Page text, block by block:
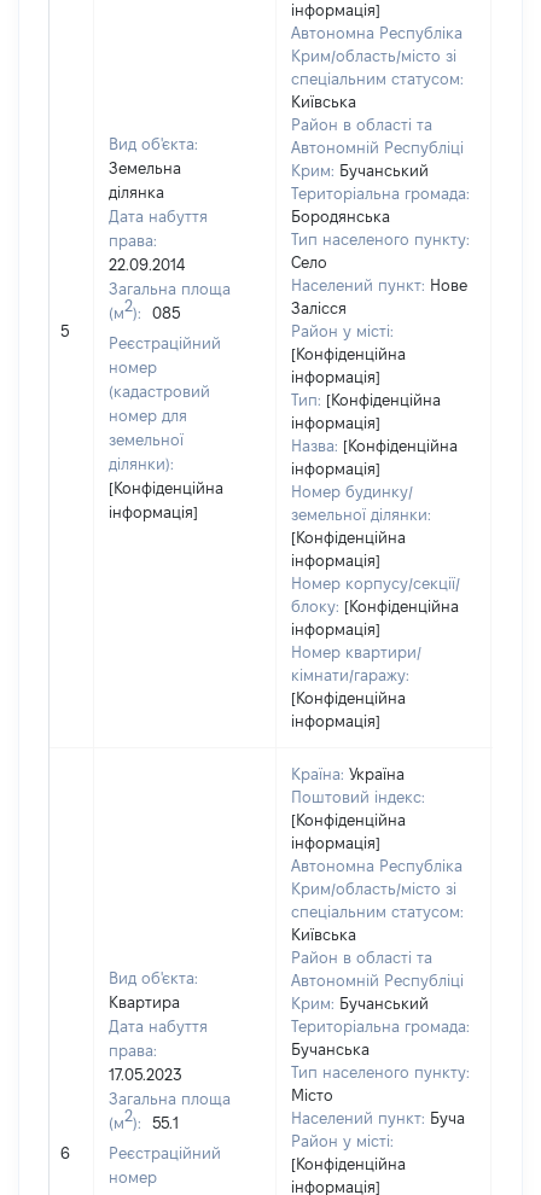
5
Вид об'єкта:
Земельна
ділянка
Дата набуття
права:
22.09.2014
Загальна площа
(м2):
085
Реєстраційний
номер
(кадастровий
номер для
земельної
ділянки):
[Конфіденційна
інформація]
інформація]
Автономна Республіка
Крим/область/місто зі
спеціальним статусом:
Київська
Район в області та
Автономній Республіці
Крим: Бучанський
Територіальна громада:
Бородянська
Тип населеного пункту:
Село
Населений пункт: Нове
Залісся
Район у місті:
[Конфіденційна
інформація]
Тип: [Конфіденційна
інформація]
Назва: [Конфіденційна
інформація]
Номер будинку/
земельної ділянки:
[Конфіденційна
інформація]
Номер корпусу/секції/
блоку: [Конфіденційна
інформація]
Номер квартири/
кімнати/гаражу:
[Конфіденційна
інформація]
6
Вид об'єкта:
Квартира
Дата набуття
права:
17.05.2023
Загальна площа
(м2):
55.1
Реєстраційний
номер
Країна: Україна
Поштовий індекс:
[Конфіденційна
інформація]
Автономна Республіка
Крим/область/місто зі
спеціальним статусом:
Київська
Район в області та
Автономній Республіці
Крим: Бучанський
Територіальна громада:
Бучанська
Тип населеного пункту:
Місто
Населений пункт: Буча
Район у місті:
[Конфіденційна
інформація]